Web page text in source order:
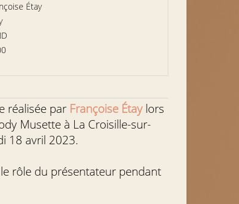
Étay
réalisée par Françoise Étaylors
Musette à La Croisille-sur-
18 avril 2023.
rôle du présentateur pendant